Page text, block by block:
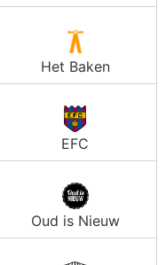
Het Baken
EFC
Oud is Nieuw